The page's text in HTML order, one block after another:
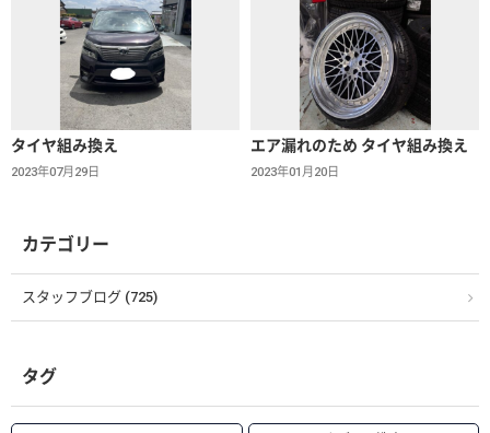
タイヤ組み換え
2023年07月29日
エア漏れのため タイヤ組み換え
2023年01月20日
カテゴリー
スタッフブログ (725)
タグ